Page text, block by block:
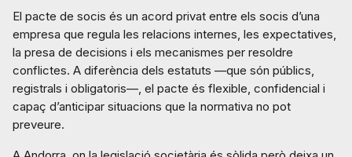
El pacte de socis és un acord privat entre els socis d’una
empresa que regula les relacions internes, les expectatives,
la presa de decisions i els mecanismes per resoldre
conflictes. A diferència dels estatuts —que són públics,
registrals i obligatoris—, el pacte és flexible, confidencial i
capaç d’anticipar situacions que la normativa no pot
preveure.